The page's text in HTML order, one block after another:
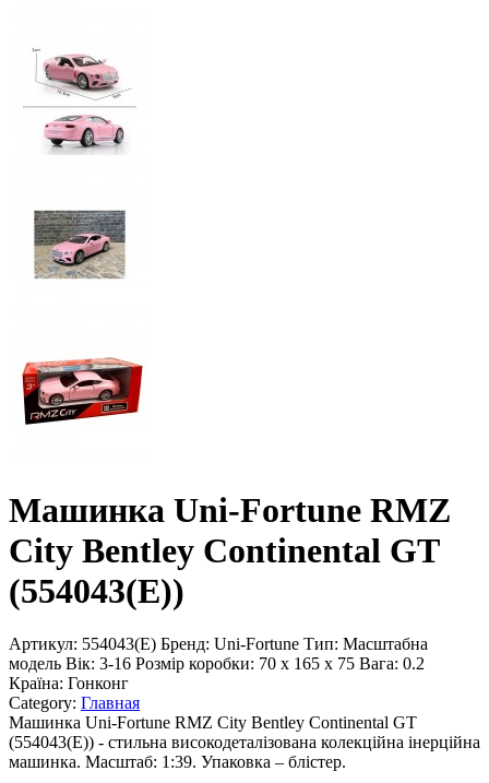
Машинка Uni-Fortune RMZ
City Bentley Continental GT
(554043(E))
Артикул: 554043(E) Бренд: Uni-Fortune Тип: Масштабна
модель Вік: 3-16 Розмір коробки: 70 х 165 х 75 Вага: 0.2
Країна: Гонконг
Category: Главная
Машинка Uni-Fortune RMZ City Bentley Continental GT
(554043(E)) - стильна високодеталізована колекційна інерційна
машинка. Масштаб: 1:39. Упаковка – блістер.